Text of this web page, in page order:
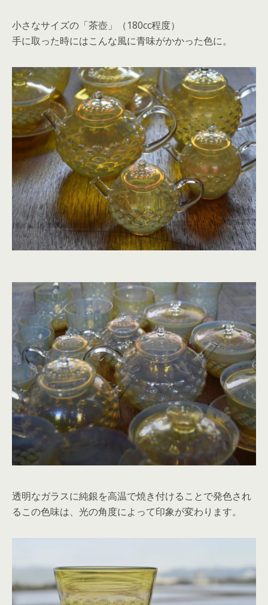
小さなサイズの「茶壺」（180cc程度）
手に取った時にはこんな風に青味がかかった色に。
透明なガラスに純銀を高温で焼き付けることで発色され
るこの色味は、光の角度によって印象が変わります。